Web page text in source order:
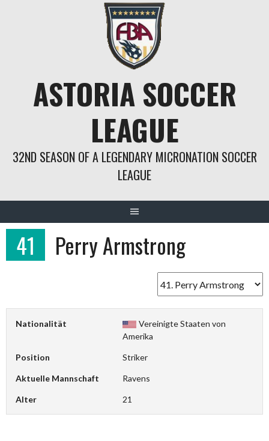
ASTORIA SOCCER
LEAGUE
32ND SEASON OF A LEGENDARY MICRONATION SOCCER
LEAGUE
41 Perry Armstrong
Nationalität
Vereinigte Staaten von
Amerika
Position Striker
Aktuelle Mannschaft Ravens
Alter 21